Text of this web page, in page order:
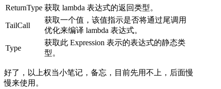
ReturnType 获取 lambda 表达式的返回类型。
TailCall
获取一个值，该值指示是否将通过尾调用
优化来编译 lambda 表达式。
Type
获取此 Expression 表示的表达式的静态类
型。
好了，以上权当小笔记，备忘，目前先用不上，后面慢
慢来使用。